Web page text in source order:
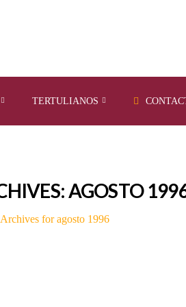
TERTULIANOS
AGOSTO
Archives for agosto 1996